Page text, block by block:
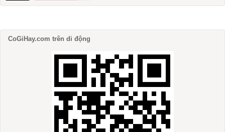
CoGiHay.com trên di động